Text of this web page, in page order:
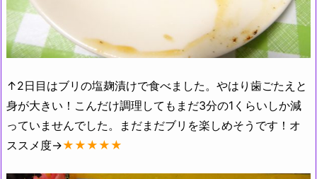
↑2日目はブリの塩麹漬けで食べました。やはり歯ごたえと
身が大きい！こんだけ調理してもまだ3分の1くらいしか減
っていませんでした。まだまだブリを楽しめそうです！オ
ススメ度→★★★★★